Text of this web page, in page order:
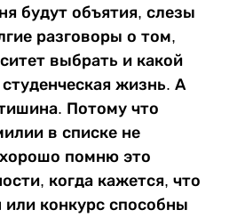
будут объятия, слезы
разговоры о том,
выбрать и какой
жизнь. А
Потому что
в списке не
помню это
когда кажется, что
или конкурс способны